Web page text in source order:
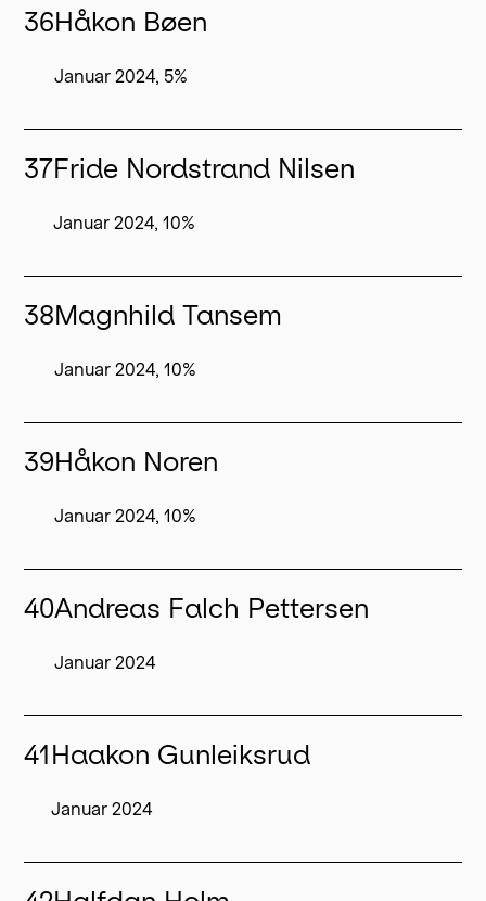
36Håkon Bøen
Januar 2024, 5%
37Fride Nordstrand Nilsen
Januar 2024, 10%
38Magnhild Tansem
Januar 2024, 10%
39Håkon Noren
Januar 2024, 10%
40Andreas Falch Pettersen
Januar 2024
41Haakon Gunleiksrud
Januar 2024